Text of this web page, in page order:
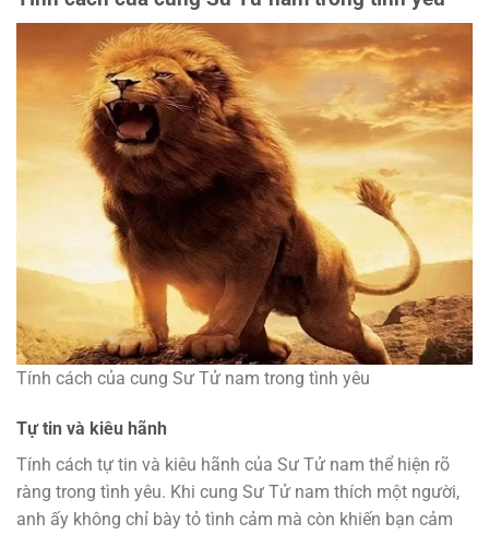
Tính cách của cung Sư Tử nam trong tình yêu
Tự tin và kiêu hãnh
Tính cách tự tin và kiêu hãnh của Sư Tử nam thể hiện rõ
ràng trong tình yêu. Khi cung Sư Tử nam thích một người,
anh ấy không chỉ bày tỏ tình cảm mà còn khiến bạn cảm